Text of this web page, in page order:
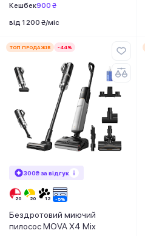
Кешбек900 ₴
від 1 200 ₴/міс
ТОП ПРОДАЖІВ -44%
300₴ за відгук
Бездротовий миючий
пилосос MOVA X4 Mix